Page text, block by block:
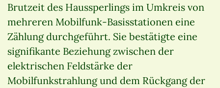
Brutzeit des Haussperlings im Umkreis von
mehreren Mobilfunk-Basisstationen eine
Zählung durchgeführt. Sie bestätigte eine
signifikante Beziehung zwischen der
elektrischen Feldstärke der
Mobilfunkstrahlung und dem Rückgang der